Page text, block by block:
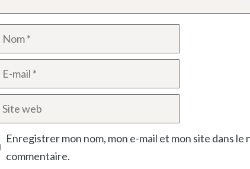
Enregistrer mon nom, mon e-mail et mon site dans
commentaire.